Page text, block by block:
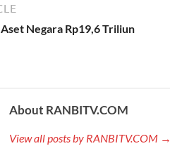
Negara Rp19,6 Triliun
About RANBITV.COM
View all posts by RANBITV.COM →